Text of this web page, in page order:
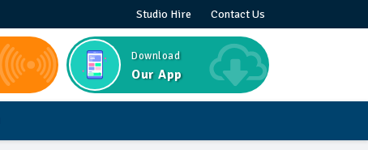
Studio Hire Contact Us
Download
Our App